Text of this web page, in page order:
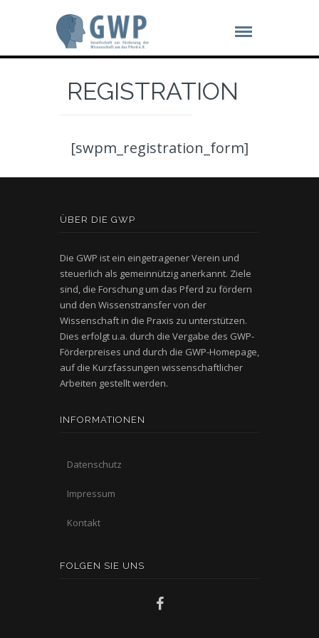
REGISTRATION
[swpm_registration_form]
ÜBER DIE GWP
Die GWP ist ein eingetragener Verein und
steuerlich als gemeinnützig anerkannt. Ziele
sind, die Forschung um das Pferd zu fördern
und den Wissenstransfer von der
Wissenschaft in die Praxis zu unterstützen.
Dies erfolgt u.a. durch die Vergabe des GWP-
Förderpreises und durch die GWP-Homepage,
auf die Kurzfassungen wissenschaftlicher
Arbeiten gestellt werden.
INFORMATIONEN
Datenschutz
Impressum
Kontakt
FOLGEN SIE UNS